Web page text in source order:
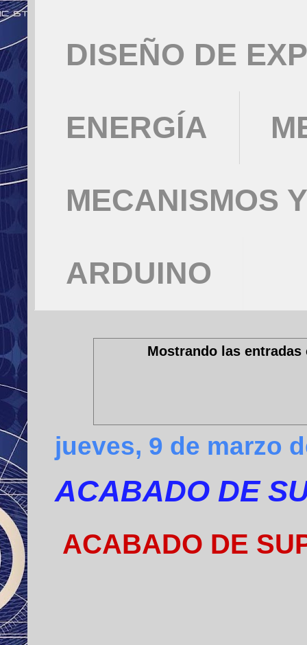
DISEÑO DE
ENERGÍA
MECANISMOS
ARDUINO
Mostrando las
jueves, 9 de marzo
ACABADO DE
ACABADO DE